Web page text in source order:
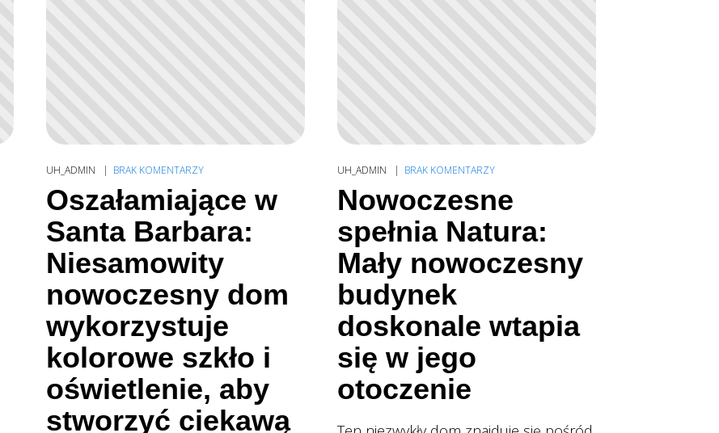
UH_ADMIN BRAK KOMENTARZY
Oszałamiające w
Santa Barbara:
Niesamowity
nowoczesny dom
wykorzystuje
kolorowe szkło i
oświetlenie, aby
stworzyć ciekawą
UH_ADMIN BRAK KOMENTARZY
Nowoczesne
spełnia Natura:
Mały nowoczesny
budynek
doskonale wtapia
się w jego
otoczenie